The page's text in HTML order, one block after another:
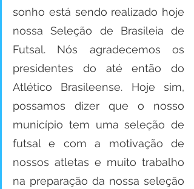
sonho está sendo realizado hoje
nossa Seleção de Brasileia de
Futsal. Nós agradecemos os
presidentes do até então do
Atlético Brasileense. Hoje sim,
possamos dizer que o nosso
município tem uma seleção de
futsal e com a motivação de
nossos atletas e muito trabalho
na preparação da nossa seleção